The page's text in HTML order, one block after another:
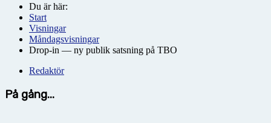
Du är här:
Start
Visningar
Måndagsvisningar
Drop-in — ny publik satsning på TBO
Redaktör
På gång...